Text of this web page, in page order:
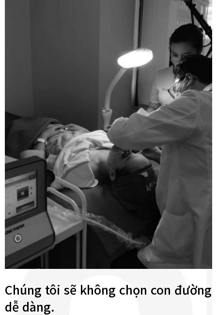
Chúng tôi sẽ không chọn con đường
dễ dàng.